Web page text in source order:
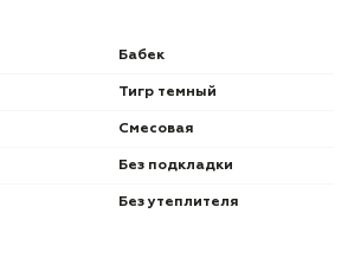
Бабек
Тигр темный
Смесовая
Без подкладки
Без утеплителя